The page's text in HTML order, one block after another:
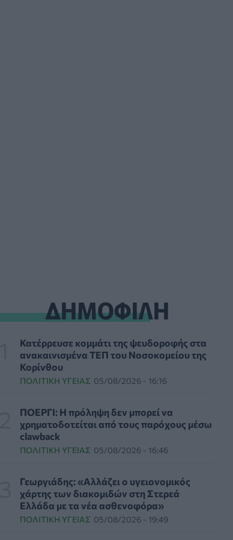
ΥΠΗΡΕΣΊΕΣ ΥΓΕΊΑΣ 07/08/2026 - 13:00
Βασιλακόπουλος για ιό Δυτικού Νείλου: Στο
«κόκκινο» η Αττική – Τι πρέπει να προσέχουν
οι παραθεριστές
ΥΓΕΊΑ 07/08/2026 - 11:57
Γλοιοβλάστωμα: Νέο «παράθυρο» για πιο
αποτελεσματική χημειοθεραπεία μετά το
χειρουργείο
ΥΓΕΊΑ 07/08/2026 - 11:00
ΛΔ Κονγκό: Πάνω από 4.000 τα
επιβεβαιωμένα κρούσματα Έμπολα
ΥΓΕΊΑ 07/08/2026 - 10:30
ΔΗΜΟΦΙΛΗ
Κατέρρευσε κομμάτι της ψευδοροφής στα
ανακαινισμένα ΤΕΠ του Νοσοκομείου της
Κορίνθου
ΠΟΛΙΤΙΚΉ ΥΓΕΊΑΣ 05/08/2026 - 16:16
ΠΟΕΡΓΙ: Η πρόληψη δεν μπορεί να
χρηματοδοτείται από τους παρόχους μέσω
clawback
ΠΟΛΙΤΙΚΉ ΥΓΕΊΑΣ 05/08/2026 - 16:46
Γεωργιάδης: «Αλλάζει ο υγειονομικός
χάρτης των διακομιδών στη Στερεά
Ελλάδα με τα νέα ασθενοφόρα»
ΠΟΛΙΤΙΚΉ ΥΓΕΊΑΣ 05/08/2026 - 19:49